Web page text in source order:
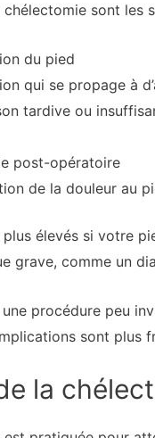
chélectomie sont les
du pied
qui se propage à
tardive ou
post-opératoire
de la douleur au
élevés si votre
grave, comme un
une procédure peu
sont plus
la